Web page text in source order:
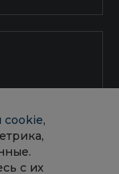
cookie,
с их